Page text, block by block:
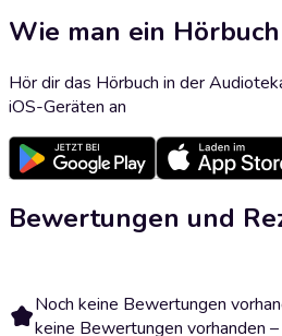
Wie man ein
Hör dir das Hörbuch in der
iOS-Geräten an
Bewertungen und
Noch keine Bewertungen
keine Bewertungen vorhanden